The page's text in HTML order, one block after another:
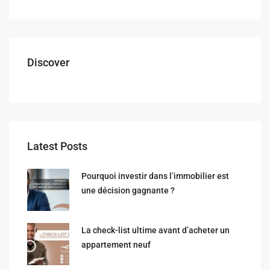
Discover
Latest Posts
Pourquoi investir dans l’immobilier est
une décision gagnante ?
La check-list ultime avant d’acheter un
appartement neuf